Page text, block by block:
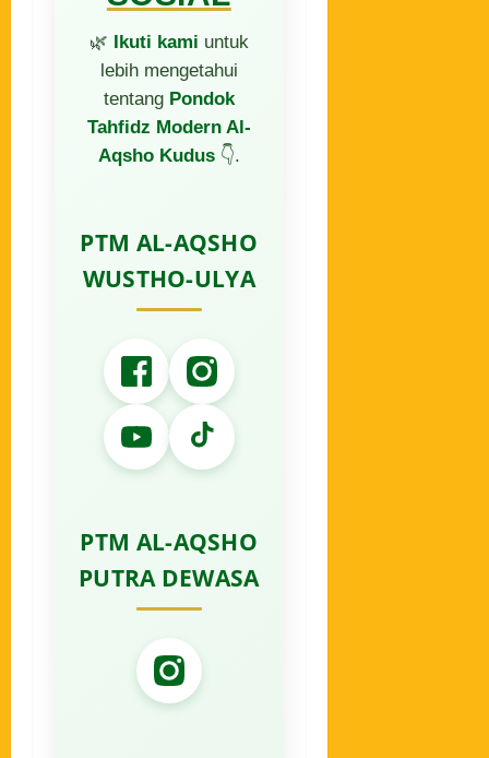
🌿 Ikuti kami untuk
lebih mengetahui
tentang Pondok
Tahfidz Modern Al-
Aqsho Kudus👇.
PTM AL-AQSHO
WUSTHO-ULYA
PTM AL-AQSHO
PUTRA DEWASA